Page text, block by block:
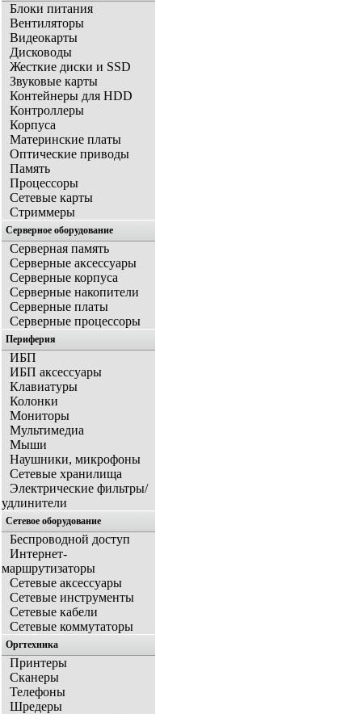
Блоки питания
Вентиляторы
Видеокарты
Дисководы
Жесткие диски и SSD
Звуковые карты
Контейнеры для HDD
Контроллеры
Корпуса
Материнские платы
Оптические приводы
Память
Процессоры
Сетевые карты
Стриммеры
Серверное оборудование
Серверная память
Серверные аксессуары
Серверные корпуса
Серверные накопители
Серверные платы
Серверные процессоры
Периферия
ИБП
ИБП аксессуары
Клавиатуры
Колонки
Мониторы
Мультимедиа
Мыши
Наушники, микрофоны
Сетевые хранилища
Электрические фильтры/
удлинители
Сетевое оборудование
Беспроводной доступ
Интернет-
маршрутизаторы
Сетевые аксессуары
Сетевые инструменты
Сетевые кабели
Сетевые коммутаторы
Оргтехника
Принтеры
Сканеры
Телефоны
Шредеры